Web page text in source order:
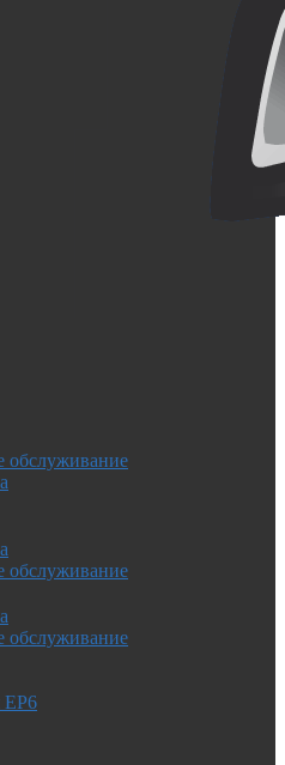
обслуживание
обслуживание
обслуживание
EP6